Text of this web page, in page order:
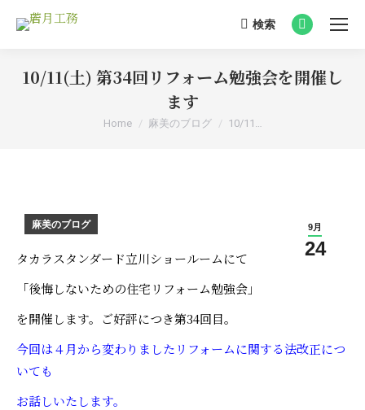
Search:
検索
Facebook
opens
10/11(土) 第34回リフォーム勉強会を開催し
ます
You are here:
Home 麻美のブログ 10/11…
9月
24
麻美のブログ
タカラスタンダード立川ショールームにて
「後悔しないための住宅リフォーム勉強会」
を開催します。ご好評につき第34回目。
今回は４月から変わりましたリフォームに関する法改正につ
いても
お話しいたします。